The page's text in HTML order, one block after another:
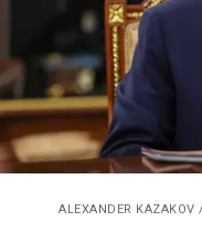
ALEXANDER